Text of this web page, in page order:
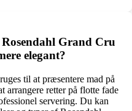
Grand Cru
elegant?
til at præsentere mad på
arrangere retter på flotte fade
servering. Du kan